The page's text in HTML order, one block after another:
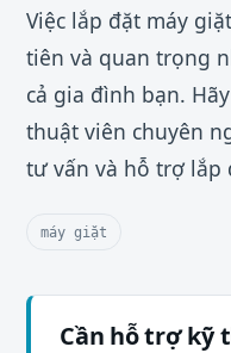
Việc lắp đặt máy
tiên và quan trọng
cả gia đình bạn.
thuật viên chuyên
tư vấn và hỗ trợ lắp
máy giặt
Cần hỗ trợ kỹ